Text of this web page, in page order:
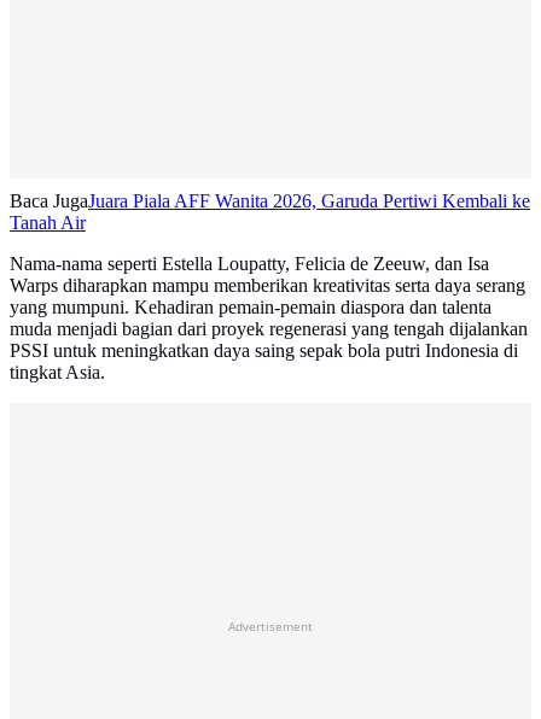
Baca JugaJuara Piala AFF Wanita 2026, Garuda Pertiwi Kembali ke
Tanah Air
Nama-nama seperti Estella Loupatty, Felicia de Zeeuw, dan Isa
Warps diharapkan mampu memberikan kreativitas serta daya serang
yang mumpuni. Kehadiran pemain-pemain diaspora dan talenta
muda menjadi bagian dari proyek regenerasi yang tengah dijalankan
PSSI untuk meningkatkan daya saing sepak bola putri Indonesia di
tingkat Asia.
Advertisement